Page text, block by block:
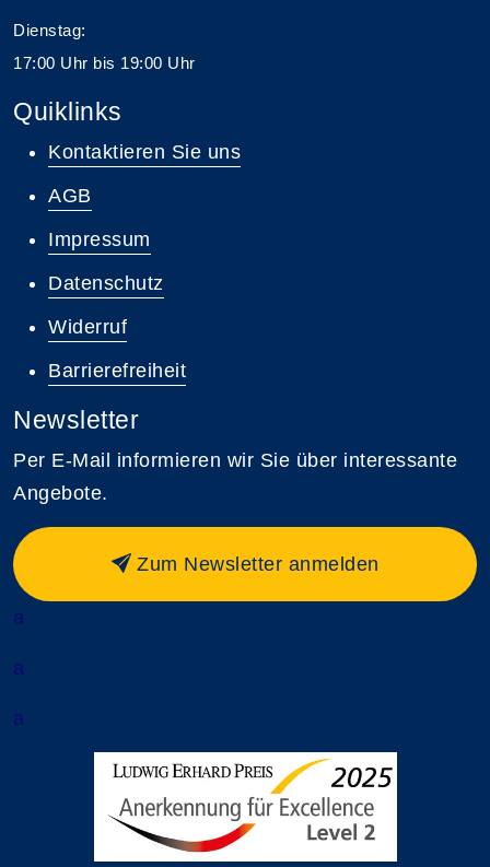
Dienstag:
17:00 Uhr bis 19:00 Uhr
Quiklinks
Kontaktieren Sie uns
AGB
Impressum
Datenschutz
Widerruf
Barrierefreiheit
Newsletter
Per E-Mail informieren wir Sie über interessante
Angebote.
Zum Newsletter anmelden
a
a
a